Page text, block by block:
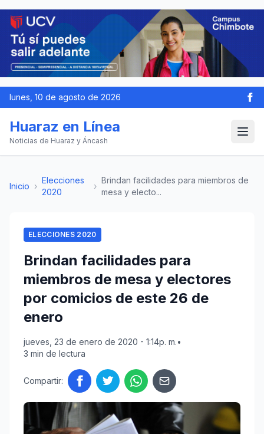
lunes, 10 de agosto de 2026
Huaraz en Línea
Noticias de Huaraz y Áncash
Inicio ›
Elecciones
2020
›
Brindan facilidades para miembros de
mesa y electo...
ELECCIONES 2020
Brindan facilidades para
miembros de mesa y electores
por comicios de este 26 de
enero
jueves, 23 de enero de 2020 - 1:14p. m.•
3 min de lectura
Compartir: